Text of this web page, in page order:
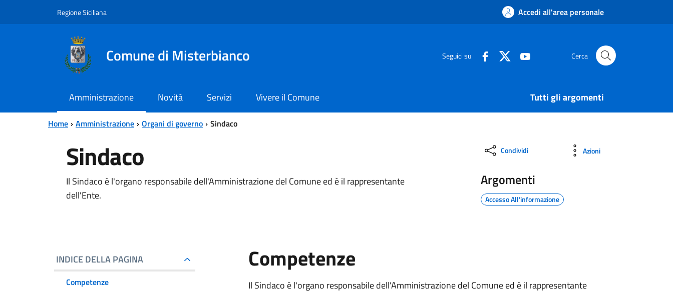
Regione Siciliana Accedi all'area personale
Comune di Misterbianco Seguici su Cerca
Amministrazione Novità Servizi Vivere il Comune Tutti gli argomenti
Home Amministrazione Organi di governo Sindaco
Sindaco
Il Sindaco è l'organo responsabile dell'Amministrazione del Comune ed è il rappresentante
dell'Ente.
Condividi Azioni
Argomenti
Accesso All'informazione
INDICE DELLA PAGINA
Competenze
Competenze
Il Sindaco è l'organo responsabile dell'Amministrazione del Comune ed è il rappresentante